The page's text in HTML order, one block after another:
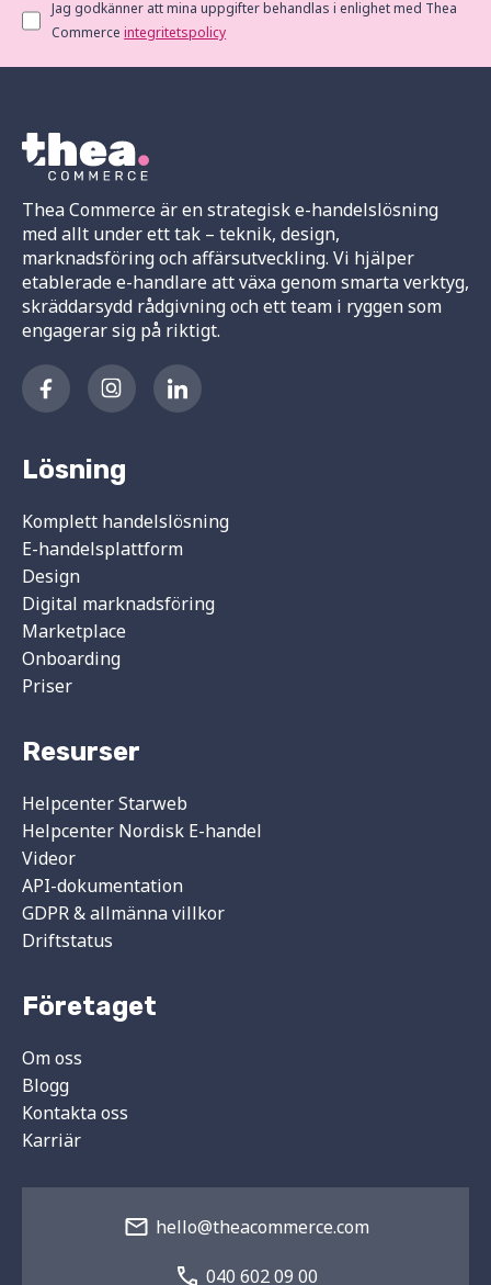
Jag godkänner att mina uppgifter behandlas i enlighet med Thea
Commerceintegritetspolicy
Thea Commerce är en strategisk e-handelslösning
med allt under ett tak – teknik, design,
marknadsföring och affärsutveckling. Vi hjälper
etablerade e-handlare att växa genom smarta verktyg,
skräddarsydd rådgivning och ett team i ryggen som
engagerar sig på riktigt.
Lösning
Komplett handelslösning
E-handelsplattform
Design
Digital marknadsföring
Marketplace
Onboarding
Priser
Resurser
Helpcenter Starweb
Helpcenter Nordisk E-handel
Videor
API-dokumentation
GDPR & allmänna villkor
Driftstatus
Företaget
Om oss
Blogg
Kontakta oss
Karriär
hello@theacommerce.com
040 602 09 00